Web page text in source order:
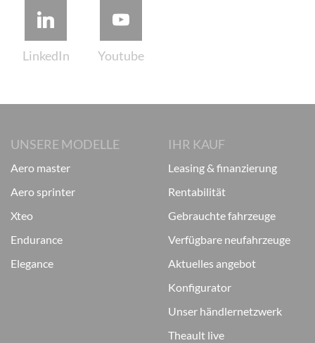
UNSERE MODELLE
aero master
aero sprinter
xteo
endurance
elegance
IHR KAUF
leasing & finanzierung
rentabilität
gebrauchte fahrzeuge
verfügbare neufahrzeuge
aktuelles angebot
konfigurator
unser händlernetzwerk
theault live